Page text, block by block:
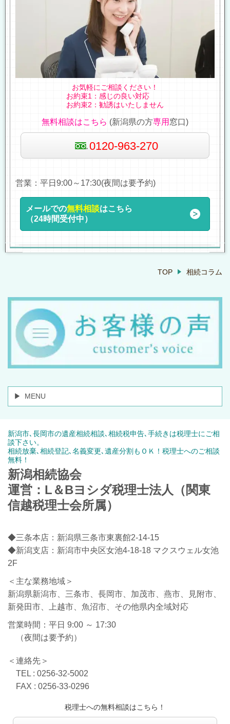
お気軽にご相談ください！
お約束1：感じの良い対応
お約束2：勧誘はいたしません
無料相談はこちら (新潟県の方専用 窓口)
0120-963-270
営業：平日9:00～17:30(夜間は要予約)
メールでの無料相談はこちら
（24時間受付中）
TOP 相続コラム
MENU
新潟市､長岡市の遺産相続相談､相続税申告､手続きは税理士にご相
談下さい。
相続放棄､相続登記､名義変更､遺産分割もＯＫ！税理士へのご相談
無料！
新潟相続協会
運営：L＆Bヨシダ税理士法人（関東
信越税理士会所属）
◆三条本店：新潟県三条市東裏館2-14-15
◆新潟支店：新潟市中央区女池4-18-18 マクスウェル女池
2F
＜主な業務地域＞
新潟県新潟市、三条市、長岡市、加茂市、燕市、見附市、
新発田市、上越市、魚沼市、その他県内全域対応
営業時間：平日 9:00 ～ 17:30
（夜間は要予約）
＜連絡先＞
TEL : 0256-32-5002
FAX : 0256-33-0296
税理士への無料相談はこちら！